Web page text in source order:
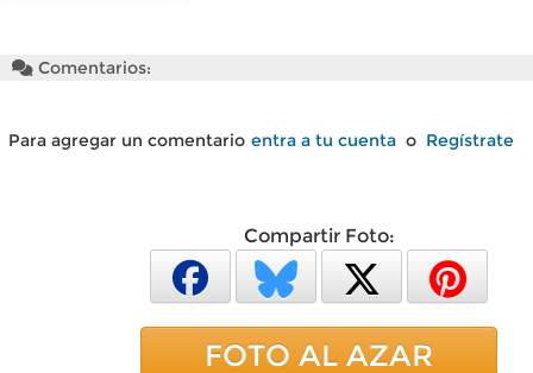
Comentarios:
Para agregar un comentario entra a tu cuenta o Regístrate
Compartir Foto:
FOTO AL AZAR